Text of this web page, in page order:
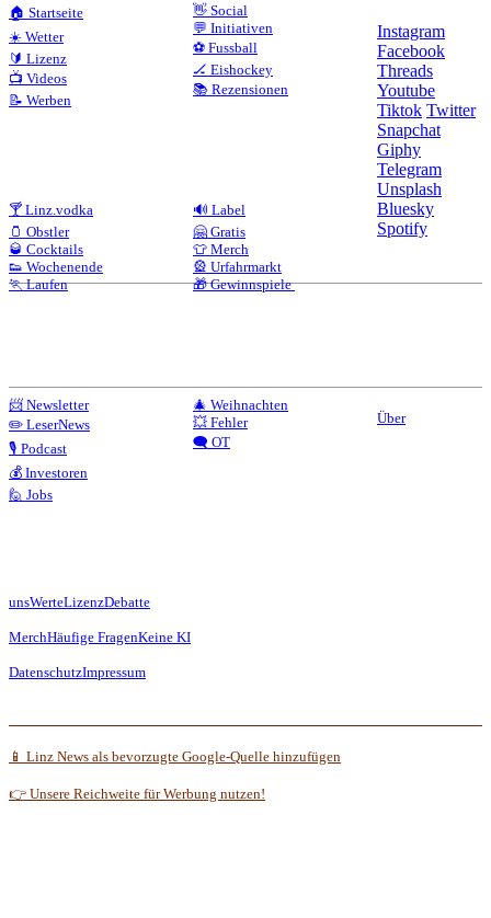
🏠 Startseite
☀️ Wetter
🔰 Lizenz
📺 Videos
📝 Werben
👋 Social
💬 Initiativen
⚽ Fussball
🏒 Eishockey
📚 Rezensionen
🍸 Linz.vodka
🫙 Obstler
🥃 Cocktails
👟 Wochenende
🏃 Laufen
🔊 Label
🤗 Gratis
👕 Merch
🎡 Urfahrmarkt
🎁 Gewinnspiele
📨 Newsletter
✏️ LeserNews
🎙️ Podcast
💰 Investoren
🙋 Jobs
🎄 Weihnachten
💥 Fehler
🗨️ OT
Instagram
Facebook
Threads
Youtube
Tiktok Twitter
Snapchat
Giphy
Telegram
Unsplash
Bluesky
Spotify
Über
unsWerteLizenzDebatte
MerchHäufige FragenKeine KI
DatenschutzImpressum
📱 Linz News als bevorzugte Google-Quelle hinzufügen
👉 Unsere Reichweite für Werbung nutzen!